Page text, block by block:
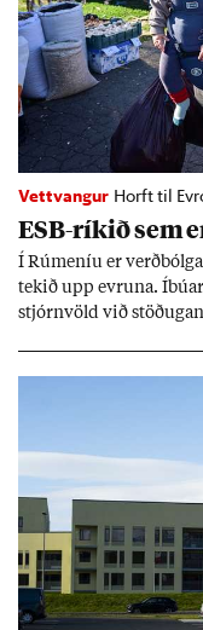
Vettvangur Horft til
ESB-rík­ið sem
Í Rúm­en­íu er
tek­ið upp evr­una.
stjórn­völd við